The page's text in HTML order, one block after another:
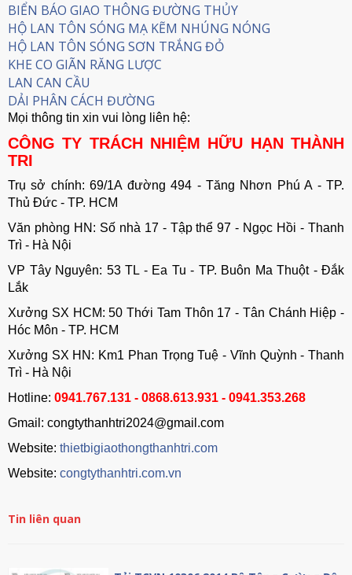
BIỂN BÁO GIAO THÔNG ĐƯỜNG THỦY
HỘ LAN TÔN SÓNG MẠ KẼM NHÚNG NÓNG
HỘ LAN TÔN SÓNG SƠN TRẮNG ĐỎ
KHE CO GIÃN RĂNG LƯỢC
LAN CAN CẦU
DẢI PHÂN CÁCH ĐƯỜNG
Mọi thông tin xin vui lòng liên hệ:
CÔNG TY TRÁCH NHIỆM HỮU HẠN THÀNH
TRI
Trụ sở chính: 69/1A đường 494 - Tăng Nhơn Phú A - TP.
Thủ Đức - TP. HCM
Văn phòng HN: Số nhà 17 - Tập thể 97 - Ngọc Hồi - Thanh
Trì - Hà Nội
VP Tây Nguyên: 53 TL - Ea Tu - TP. Buôn Ma Thuột - Đắk
Lắk
Xưởng SX HCM: 50 Thới Tam Thôn 17 - Tân Chánh Hiệp -
Hóc Môn - TP. HCM
Xưởng SX HN: Km1 Phan Trọng Tuệ - Vĩnh Quỳnh - Thanh
Trì - Hà Nội
Hotline: 0941.767.131 - 0868.613.931 - 0941.353.268
Gmail: congtythanhtri2024@gmail.com
Website: thietbigiaothongthanhtri.com
Website: congtythanhtri.com.vn
Tin liên quan